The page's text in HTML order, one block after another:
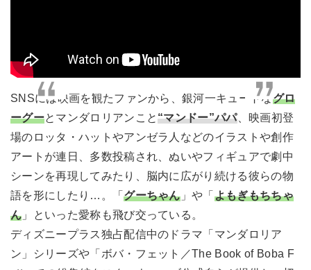
SNSには映画を観たファンから、銀河一キュートな グロ
ーグーとマンダロリアンこと“マンドー”パパ、映画初登
場のロッタ・ハットやアンゼラ人などのイラストや創作
アートが連日、多数投稿され、ぬいやフィギュアで劇中
シーンを再現してみたり、脳内に広がり続ける彼らの物
語を形にしたり…。「グーちゃん」や「 よもぎもちちゃ
ん 」といった愛称も飛び交っている。
ディズニープラス独占配信中のドラマ「マンダロリア
ン」シリーズや「ボバ・フェット／The Book of Boba F